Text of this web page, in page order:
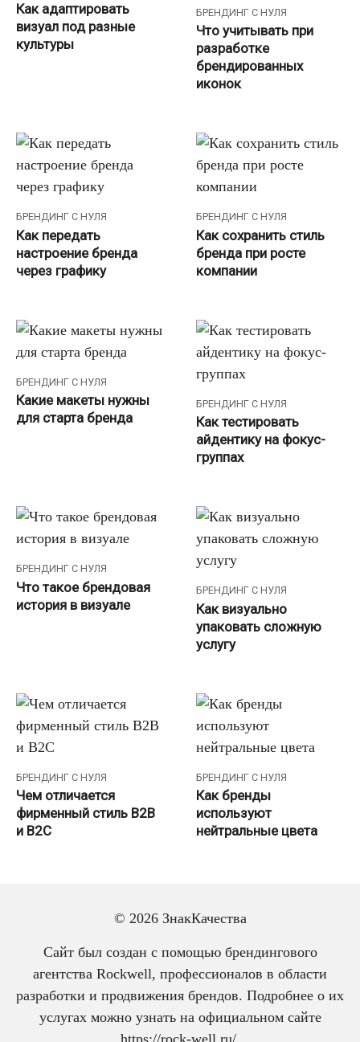
Как адаптировать
визуал под разные
культуры
БРЕНДИНГ С НУЛЯ
Что учитывать при
разработке
брендированных
иконок
БРЕНДИНГ С НУЛЯ
Как передать
настроение бренда
через графику
БРЕНДИНГ С НУЛЯ
Как сохранить стиль
бренда при росте
компании
БРЕНДИНГ С НУЛЯ
Какие макеты нужны
для старта бренда
БРЕНДИНГ С НУЛЯ
Как тестировать
айдентику на фокус-
группах
БРЕНДИНГ С НУЛЯ
Что такое брендовая
история в визуале
БРЕНДИНГ С НУЛЯ
Как визуально
упаковать сложную
услугу
БРЕНДИНГ С НУЛЯ
Чем отличается
фирменный стиль B2B
и B2C
БРЕНДИНГ С НУЛЯ
Как бренды
используют
нейтральные цвета
1 2 Далее
© 2026 ЗнакКачества
Сайт был создан с помощью брендингового
агентства Rockwell, профессионалов в области
разработки и продвижения брендов. Подробнее о их
услугах можно узнать на официальном сайте